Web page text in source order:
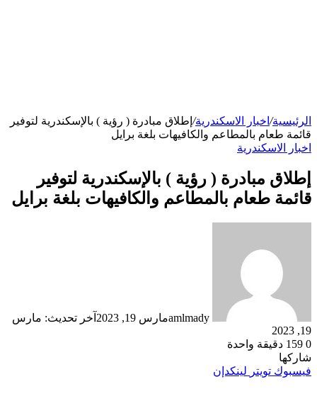
الرئيسية/ اخبار الاسكندرية/ إطلاق مبادرة ( رؤية ) بالإسكندرية لتوفير
قائمة طعام بالمطاعم والكافيهات بلغة برايل
اخبار الاسكندرية
إطلاق مبادرة ( رؤية ) بالإسكندرية لتوفير
قائمة طعام بالمطاعم والكافيهات بلغة برايل
amlmadyمارس 19, 2023
آخر تحديث: مارس
19, 2023
0
دقيقة واحدة
شاركها
فيسبوك تويتر لينكدإن